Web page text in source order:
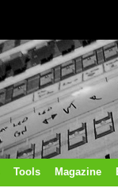
Tools Magazine